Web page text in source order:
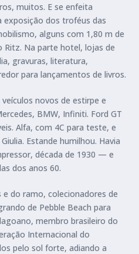
muitos. E se enfeita
dos troféus das
alguns com 1,80 m de
Na parte hotel, lojas de
gravuras, literatura,
para lançamentos de livros.
novos de estirpe e
BMW, Infiniti. Ford GT
Alfa, com 4C para teste, e
Estande humilhou. Havia
década de 1930 — e
dos anos 60.
do ramo, colecionadores de
de Pebble Beach para
membro brasileiro do
Internacional do
pelo sol forte, adiando a